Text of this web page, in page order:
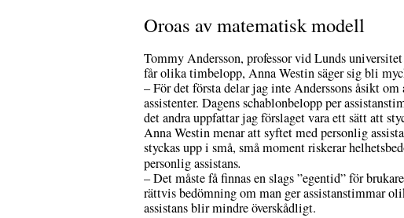
Oroas av matematisk modell
Tommy Andersson, professor vid Lunds
får olika timbelopp, Anna Westin säger sig bli
– För det första delar jag inte Anderssons åsikt
assistenter. Dagens schablonbelopp per
det andra uppfattar jag förslaget vara ett sätt att
Anna Westin menar att syftet med personlig
styckas upp i små, små moment riskerar
personlig assistans.
– Det måste få finnas en slags ”egentid” för
rättvis bedömning om man ger assistanstimmar
assistans blir mindre överskådligt.